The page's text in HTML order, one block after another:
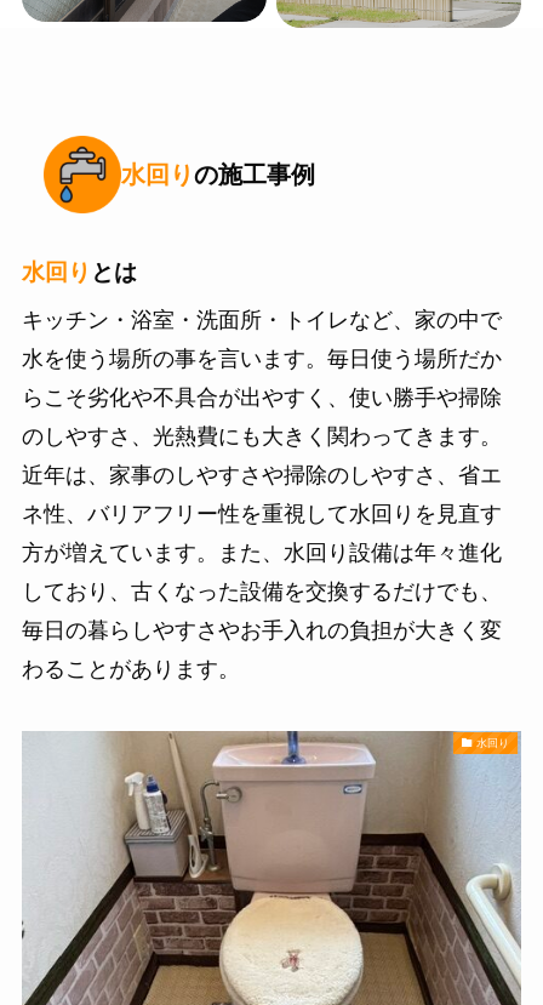
水回りの施工事例
水回り とは
キッチン・浴室・洗面所・トイレなど、家の中で
水を使う場所の事を言います。毎日使う場所だか
らこそ劣化や不具合が出やすく、使い勝手や掃除
のしやすさ、光熱費にも大きく関わってきます。
近年は、家事のしやすさや掃除のしやすさ、省エ
ネ性、バリアフリー性を重視して水回りを見直す
方が増えています。また、水回り設備は年々進化
しており、古くなった設備を交換するだけでも、
毎日の暮らしやすさやお手入れの負担が大きく変
わることがあります。
水回り